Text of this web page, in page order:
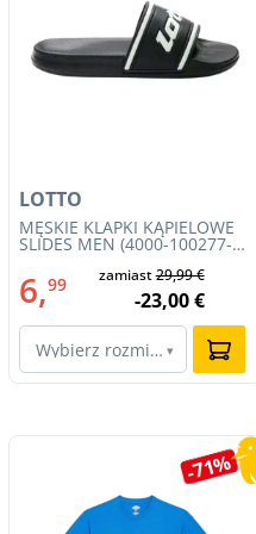
MĘSKIE KLAPKI KĄPIELOWE
SLIDES MEN (4000-100277-
LOTTO
6,99 zamiast29,99 €
-23,00 €
Wybierz rozmiar…
▾
-71%